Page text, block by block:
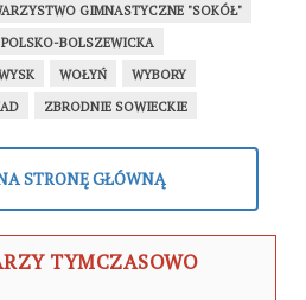
GIMNASTYCZNE "SOKÓŁ"
BOLSZEWICKA
WOŁYŃ
WYBORY
ZBRODNIE SOWIECKIE
STRONĘ GŁÓWNĄ
TYMCZASOWO